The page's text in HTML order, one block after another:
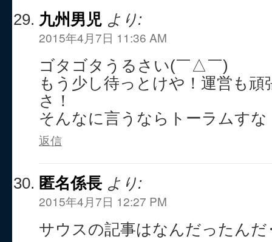
九州男児 より:
2015年4月7日 11:36 AM
ゴタゴタうるさい(￣△￣)
もう少し待っとけや！運営も
さ！
そんなに言うならトーラムすな
返信
匿名係長 より:
2015年4月7日 12:27 PM
サウスの記事はなんだったん